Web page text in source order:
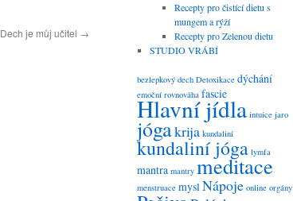
Dech je můj učitel →
Recepty pro čistící dietu s
mungem a rýží
Recepty pro Zelenou dietu
STUDIO VRÁBÍ
bezlepkový dech Detoxikace dýchání
emoční rovnováha fascie
Hlavní jídla intuice jaro
jógakrija kundaliní
kundaliní jóga lymfa
mantra mantry meditace
menstruace myslNápoje online orgány